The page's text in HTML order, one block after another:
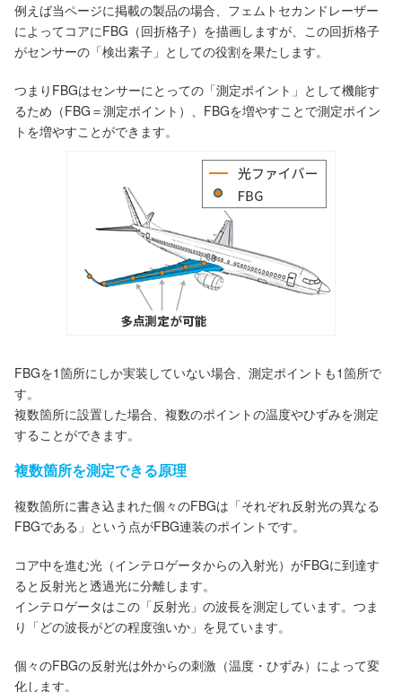
例えば当ページに掲載の製品の場合、フェムトセカンドレーザー
によってコアにFBG（回折格子）を描画しますが、この回折格子
がセンサーの「検出素子」としての役割を果たします。
つまりFBGはセンサーにとっての「測定ポイント」として機能す
るため（FBG＝測定ポイント）、FBGを増やすことで測定ポイン
トを増やすことができます。
FBGを1箇所にしか実装していない場合、測定ポイントも1箇所で
す。
複数箇所に設置した場合、複数のポイントの温度やひずみを測定
することができます。
複数箇所を測定できる原理
複数箇所に書き込まれた個々のFBGは「それぞれ反射光の異なる
FBGである」という点がFBG連装のポイントです。
コア中を進む光（インテロゲータからの入射光）がFBGに到達す
ると反射光と透過光に分離します。
インテロゲータはこの「反射光」の波長を測定しています。つま
り「どの波長がどの程度強いか」を見ています。
個々のFBGの反射光は外からの刺激（温度・ひずみ）によって変
化します。